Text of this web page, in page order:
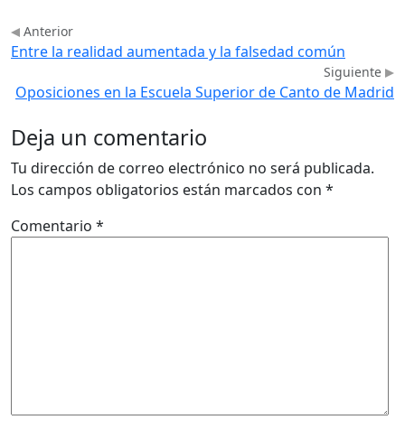
Anterior
Entre la realidad aumentada y la falsedad común
Siguiente
Oposiciones en la Escuela Superior de Canto de Madrid
Deja un comentario
Tu dirección de correo electrónico no será publicada.
Los campos obligatorios están marcados con *
Comentario *